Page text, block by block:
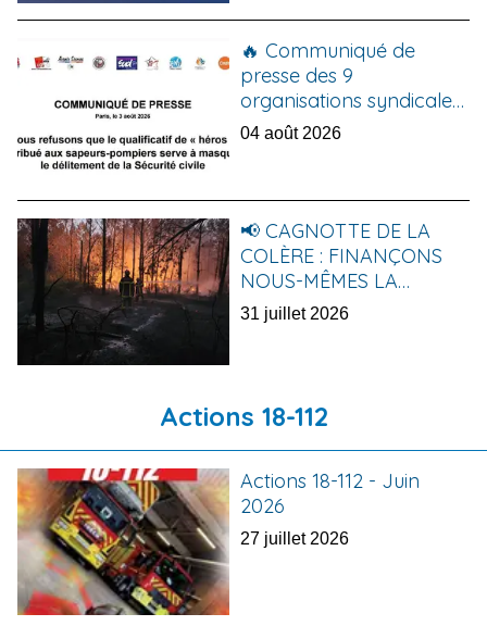
🔥 Communiqué de
presse des 9
organisations syndicales
🔥
04 août 2026
📢 CAGNOTTE DE LA
COLÈRE : FINANÇONS
NOUS-MÊMES LA
SÉCURITÉ CIVILE ! 🚒🔥
31 juillet 2026
Actions 18-112
Actions 18-112 - Juin
2026
27 juillet 2026